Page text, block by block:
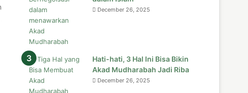
December 26, 2025
Hati-hati, 3 Hal Ini Bisa Bikin
Akad Mudharabah Jadi Riba
December 26, 2025